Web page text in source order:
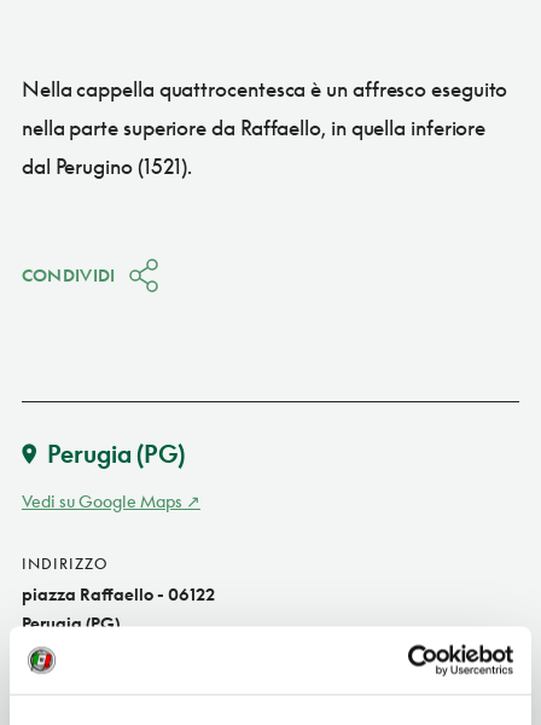
Nella cappella quattrocentesca è un affresco eseguito
nella parte superiore da Raffaello, in quella inferiore
dal Perugino (1521).
CONDIVIDI
Perugia (PG)
Vedi su Google Maps
INDIRIZZO
piazza Raffaello - 06122
Perugia (PG)
Umbria IT